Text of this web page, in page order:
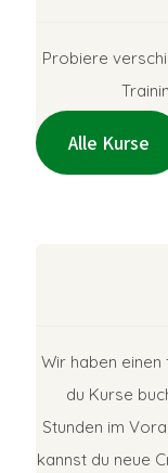
Probiere
Alle Kurse
Wir haben
du Kurse
Stunden im
kannst du neue